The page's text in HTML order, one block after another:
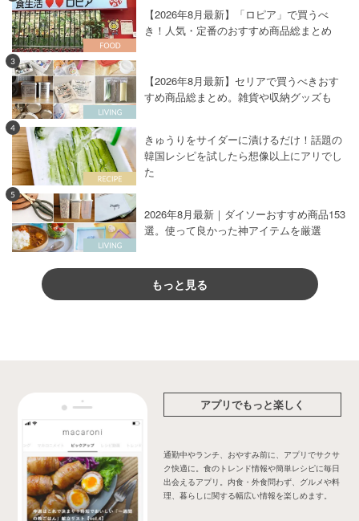
【2026年8月最新】「ロピア」で買うべ
き！人気・定番のおすすめ商品総まとめ
3
【2026年8月最新】セリアで買うべきおす
すめ商品総まとめ。雑貨や収納グッズも
4
きゅうりをサイダーに漬けるだけ！話題の
韓国レシピを試したら想像以上にアリでし
た
5
2026年8月最新｜ダイソーおすすめ商品153
選。使って良かった神アイテムを厳選
もっと見る
アプリでもっと楽しく
通勤中やランチ、おやすみ前に、アプリでサクサ
ク快適に。食のトレンド情報や簡単レシピに毎日
出会えるアプリ。内食・外食問わず、グルメや料
理、暮らしに関する幅広い情報を楽しめます。